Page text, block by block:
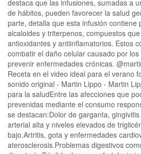
destaca que las infusiones, sumadas a
de hábitos, pueden favorecer la salud
parte, detalla que esta infusión contiene
alcaloides y triterpenos, compuestos
antioxidantes y antiinflamatorios. Estos
combatir el daño celular causado por
prevenir enfermedades crónicas.
Receta en el video ideal para el verano
sonido original - Martin Lippo - Martin
para la saludEntre las afecciones que
prevenidas mediante el consumo
se destacan:Dolor de garganta,
arterial alta y niveles elevados de
bajo.Artritis, gota y enfermedades
aterosclerosis.Problemas digestivos